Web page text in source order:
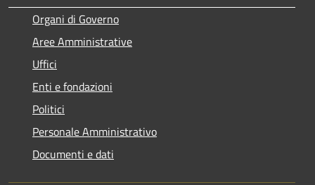
Organi di Governo
Aree Amministrative
Uffici
Enti e fondazioni
Politici
Personale Amministrativo
Documenti e dati